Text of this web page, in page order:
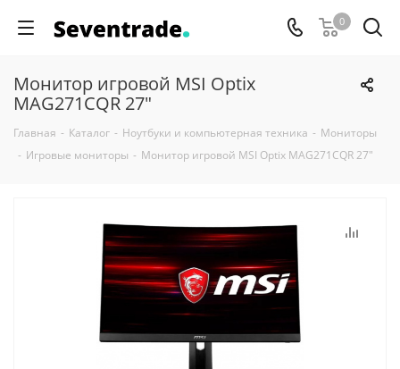
0
Монитор игровой MSI Optix
MAG271CQR 27"
Главная - Каталог - Ноутбуки и компьютерная техника - Мониторы
- Игровые мониторы - Монитор игровой MSI Optix MAG271CQR 27"